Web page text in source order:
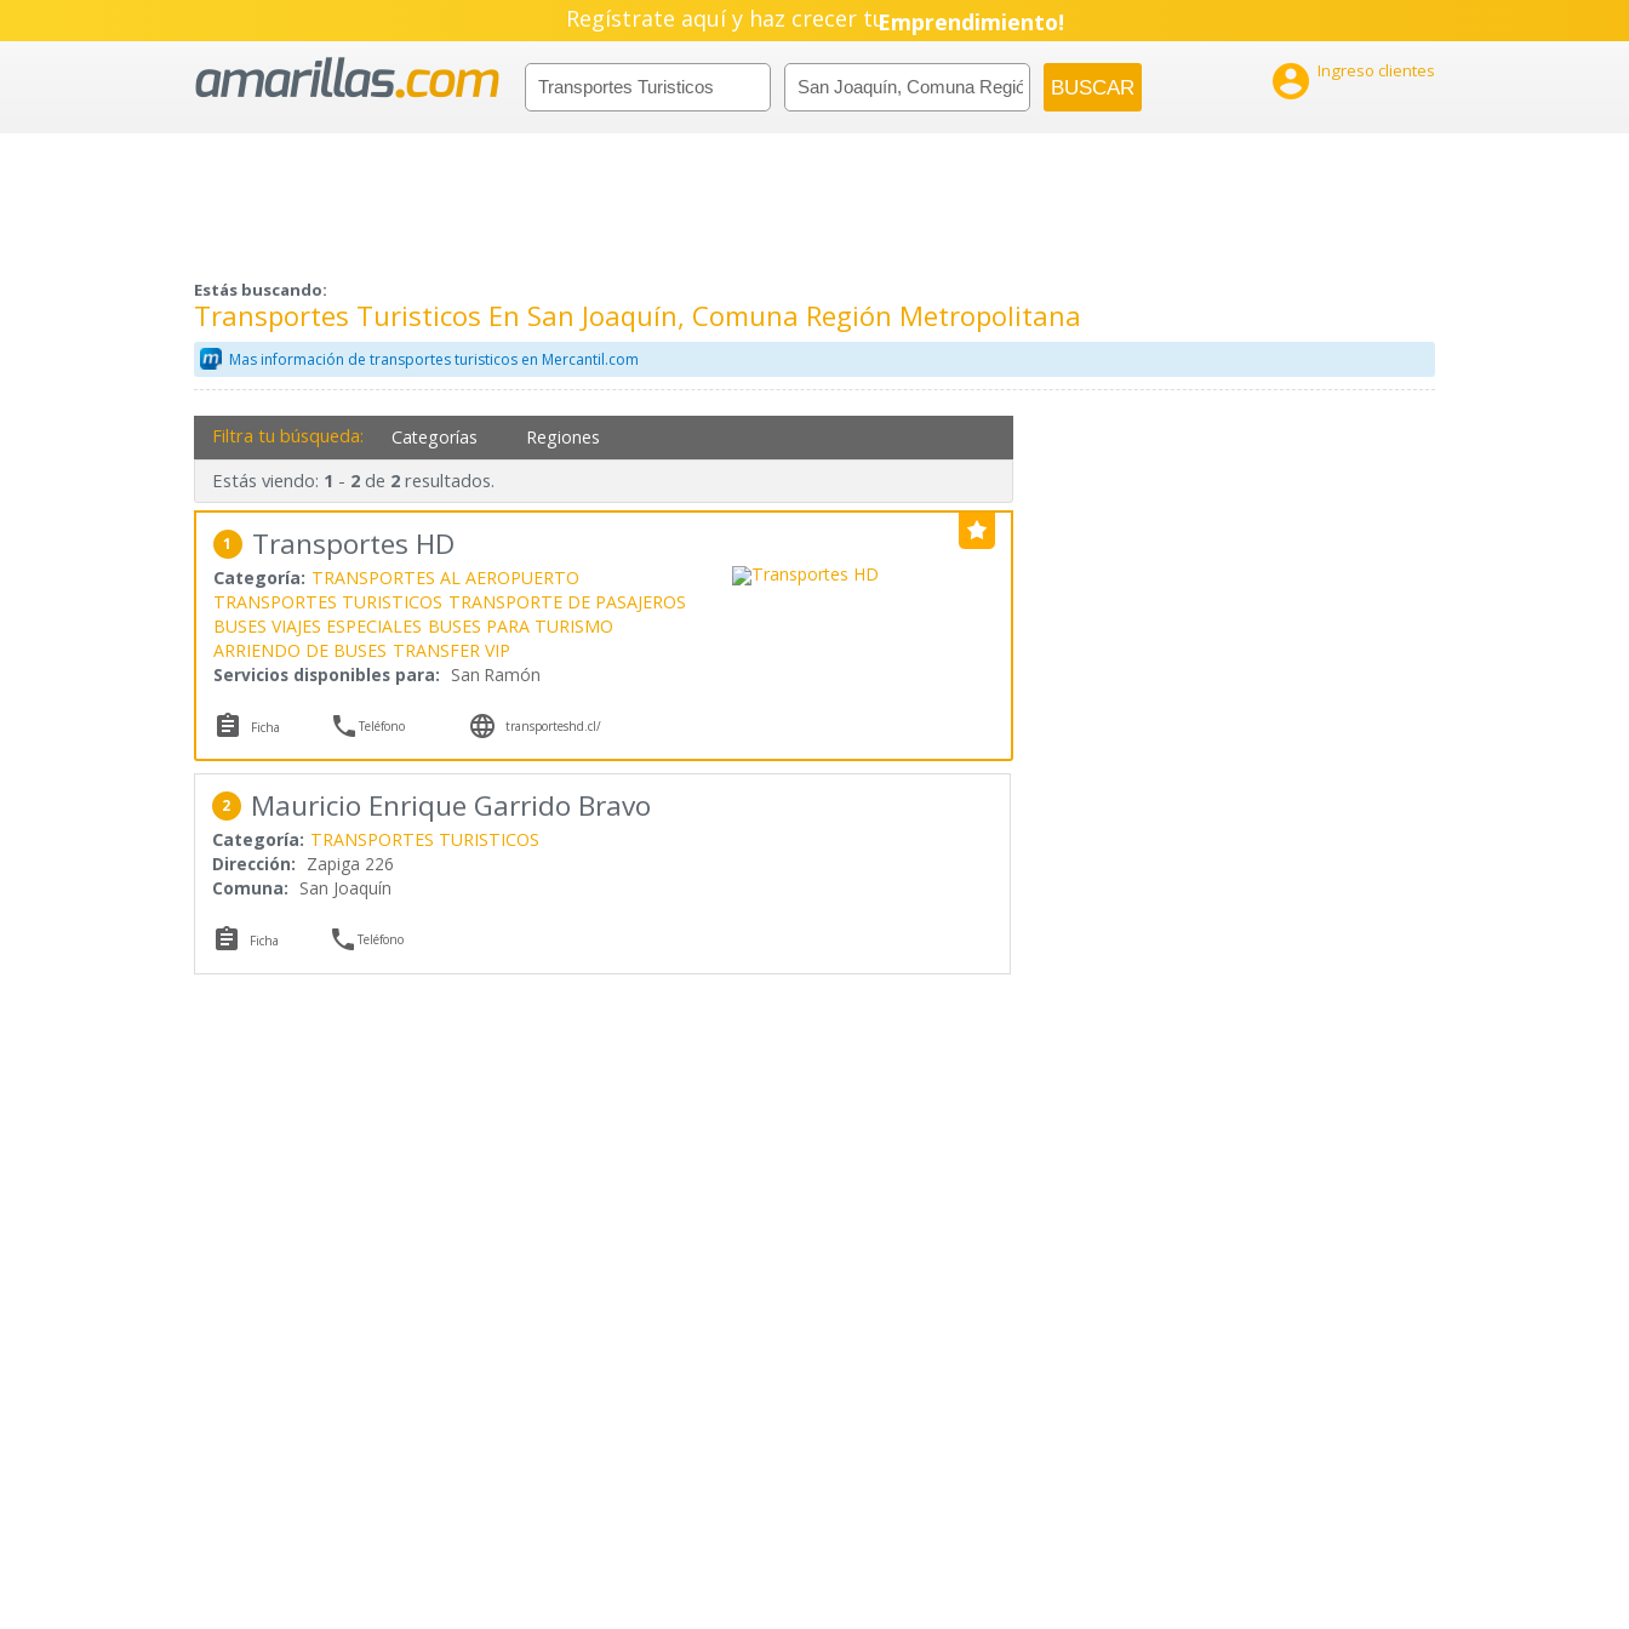
Regístrate aquí y haz crecer tuEmprendimiento!
 Ingreso clientes
Estás buscando:
Transportes Turisticos En San Joaquín, Comuna Región Metropolitana
Mas información de transportes turisticos en Mercantil.com
Filtra tu búsqueda: Categorías Regiones
Estás viendo: 1 - 2de 2resultados.
1 Transportes HD
Categoría: TRANSPORTES AL AEROPUERTO
TRANSPORTES TURISTICOS TRANSPORTE DE PASAJEROS
BUSES VIAJES ESPECIALES BUSES PARA TURISMO
ARRIENDO DE BUSES TRANSFER VIP
Servicios disponibles para: San Ramón
 Ficha Teléfono  transporteshd.cl/
2 Mauricio Enrique Garrido Bravo
Categoría: TRANSPORTES TURISTICOS
Dirección: Zapiga 226
Comuna: San Joaquín
 Ficha Teléfono